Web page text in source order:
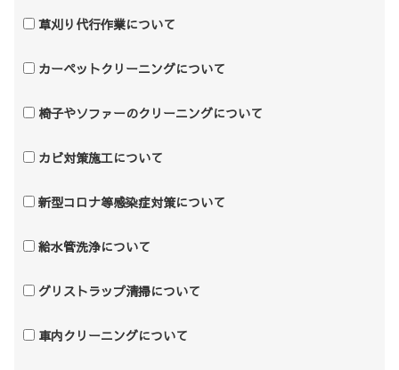
草刈り代行作業について
カーペットクリーニングについて
椅子やソファーのクリーニングについて
カビ対策施工について
新型コロナ等感染症対策について
給水管洗浄について
グリストラップ清掃について
車内クリーニングについて